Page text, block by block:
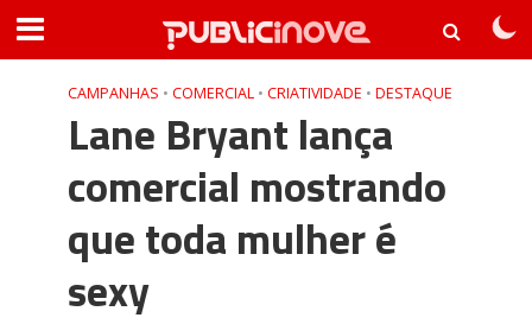
CAMPANHAS • COMERCIAL • CRIATIVIDADE • DESTAQUE
Lane Bryant lança
comercial mostrando
que toda mulher é
sexy